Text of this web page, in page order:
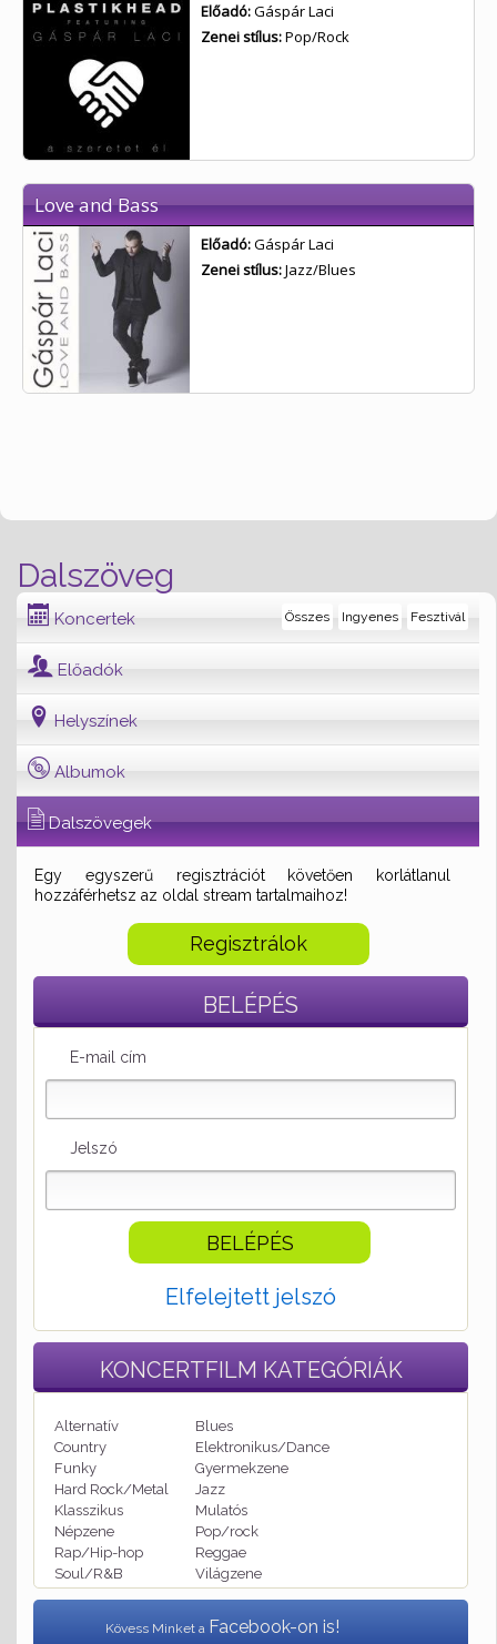
Dalszöveg
Koncertek Fesztivál
Ingyenes
Összes
Előadók
Helyszínek
Albumok
Dalszövegek
Egy egyszerű regisztrációt követően korlátlanul
hozzáférhetsz az oldal stream tartalmaihoz!
Regisztrálok
BELÉPÉS
E-mail cím
Jelszó
Elfelejtett jelszó
KONCERTFILM KATEGÓRIÁK
Alternatív
Blues
Country
Elektronikus/Dance
Funky
Gyermekzene
Hard Rock/Metal
Jazz
Klasszikus
Mulatós
Népzene
Pop/rock
Rap/Hip-hop
Reggae
Soul/R&B
Világzene
Kövess Minket a Facebook-on is!
Előadó:Gáspár Laci
Zenei stílus:Pop/Rock
Love and Bass
Előadó:Gáspár Laci
Zenei stílus:Jazz/Blues